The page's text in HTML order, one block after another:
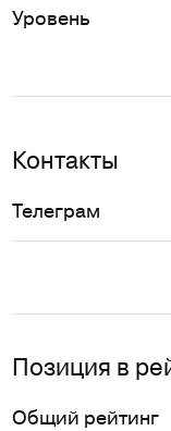
Уровень
Контакты
Телеграм
Позиция в
Общий рейтинг